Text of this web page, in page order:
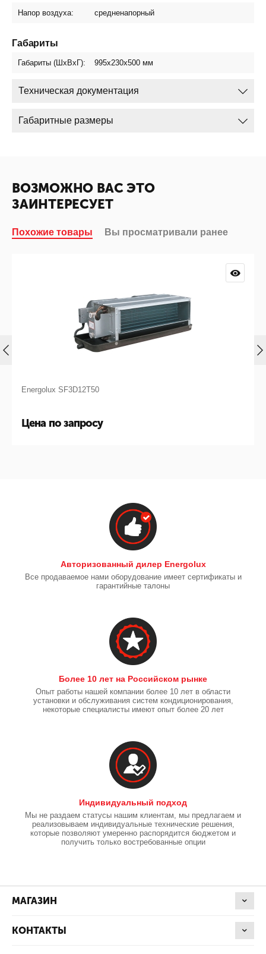
Напор воздуха: средненапорный
Габариты
Габариты (ШхВхГ): 995x230x500 мм
Техническая документация
Габаритные размеры
ВОЗМОЖНО ВАС ЭТО
ЗАИНТЕРЕСУЕТ
Похожие товары Вы просматривали ранее
Energolux SF3D12T50
Цена по запросу
Авторизованный дилер Energolux
Все продаваемое нами оборудование имеет сертификаты и
гарантийные талоны
Более 10 лет на Российском рынке
Опыт работы нашей компании более 10 лет в области
установки и обслуживания систем кондиционирования,
некоторые специалисты имеют опыт более 20 лет
Индивидуальный подход
Мы не раздаем статусы нашим клиентам, мы предлагаем и
реализовываем индивидуальные технические решения,
которые позволяют умеренно распорядится бюджетом и
получить только востребованные опции
МАГАЗИН
КОНТАКТЫ